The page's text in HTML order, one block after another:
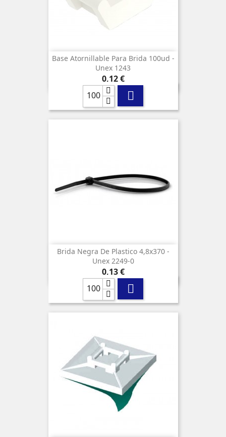
Base Atornillable Para Brida 100ud -
Unex 1243
Precio
0,12 €

Brida Negra De Plastico 4,8x370 -
Unex 2249-0
Precio
0,13 €
